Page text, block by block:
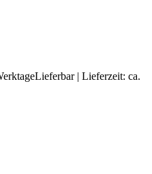
Lieferbar | Lieferzeit: ca.